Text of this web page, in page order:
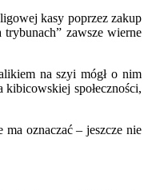
kasy poprzez zakup
zawsze wierne
na szyi mógł o nim
społeczności,
ma oznaczać – jeszcze nie